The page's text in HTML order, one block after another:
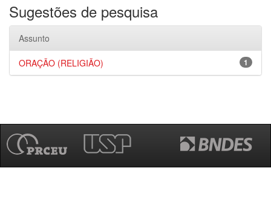
Sugestões de pesquisa
Assunto
1
ORAÇÃO (RELIGIÃO)